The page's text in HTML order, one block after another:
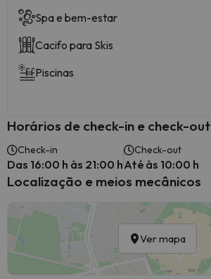
Spa e bem-estar
Cacifo para Skis
Piscinas
Horários de check-in e check-out
Check-in
Das 16:00 h às 21:00 h
Check-out
Até às 10:00 h
Localização e meios mecânicos
Ver mapa